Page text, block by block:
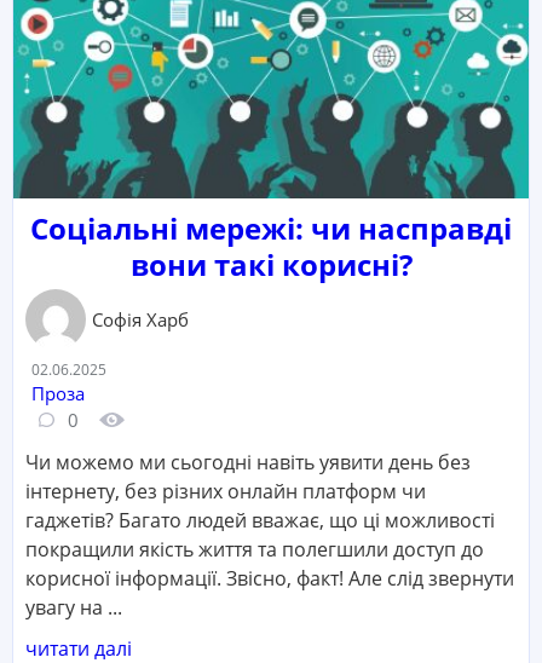
Соціальні мережі: чи насправді
вони такі корисні?
Софія Харб
Дата:
02.06.2025
Категорія:
Проза
Кількість коментарів:
0 Кількість переглядів:
Чи можемо ми сьогодні навіть уявити день без
інтернету, без різних онлайн платформ чи
гаджетів? Багато людей вважає, що ці можливості
покращили якість життя та полегшили доступ до
корисної інформації. Звісно, факт! Але слід звернути
увагу на ...
читати далі